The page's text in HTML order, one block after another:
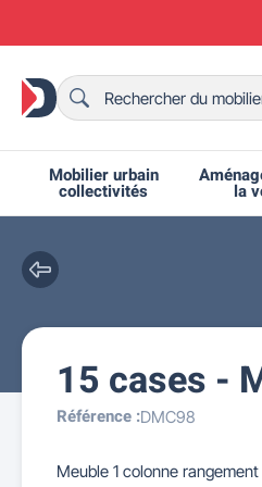
Mobilier urbain
collectivités
Bancs urbains
la
Bornes et potelets
Ralentisseurs
Grilles
Fêtes et
Chaises de
Mobilier intérieur
Chaises et bancs
Tables de ping-
15 cases -
Référence :DMC98
Meuble 1 colonne